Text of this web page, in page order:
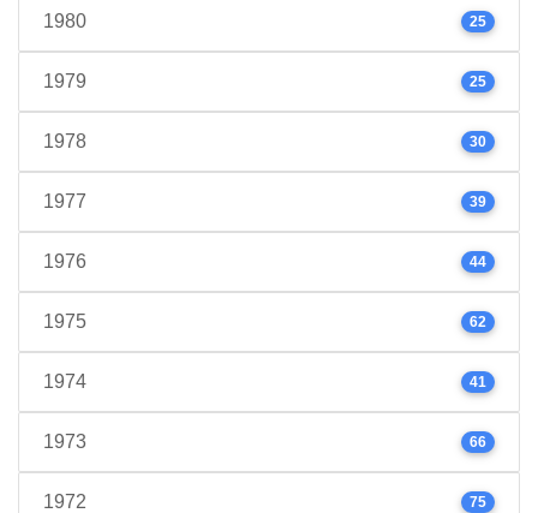
1980 25
1979 25
1978 30
1977 39
1976 44
1975 62
1974 41
1973 66
1972 75